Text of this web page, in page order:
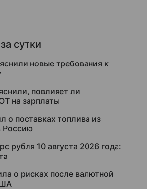
сутки
новые требования к
повлияет ли
на зарплаты
о поставках топлива из
Россию
рубля 10 августа 2026 года:
о рисках после валютной